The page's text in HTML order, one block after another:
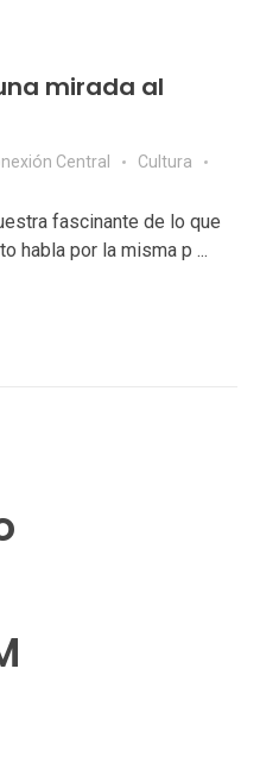
mirada al
Central
Cultura
fascinante de lo que
habla por la misma p ...